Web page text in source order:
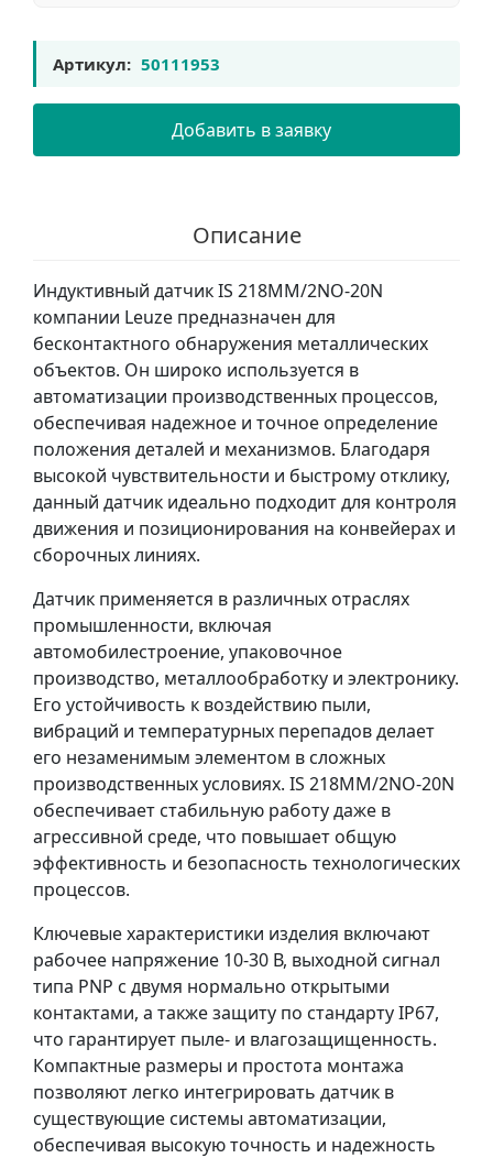
Артикул: 50111953
Добавить в заявку
Описание
Индуктивный датчик IS 218MM/2NO-20N
компании Leuze предназначен для
бесконтактного обнаружения металлических
объектов. Он широко используется в
автоматизации производственных процессов,
обеспечивая надежное и точное определение
положения деталей и механизмов. Благодаря
высокой чувствительности и быстрому отклику,
данный датчик идеально подходит для контроля
движения и позиционирования на конвейерах и
сборочных линиях.
Датчик применяется в различных отраслях
промышленности, включая
автомобилестроение, упаковочное
производство, металлообработку и электронику.
Его устойчивость к воздействию пыли,
вибраций и температурных перепадов делает
его незаменимым элементом в сложных
производственных условиях. IS 218MM/2NO-20N
обеспечивает стабильную работу даже в
агрессивной среде, что повышает общую
эффективность и безопасность технологических
процессов.
Ключевые характеристики изделия включают
рабочее напряжение 10-30 В, выходной сигнал
типа PNP с двумя нормально открытыми
контактами, а также защиту по стандарту IP67,
что гарантирует пыле- и влагозащищенность.
Компактные размеры и простота монтажа
позволяют легко интегрировать датчик в
существующие системы автоматизации,
обеспечивая высокую точность и надежность